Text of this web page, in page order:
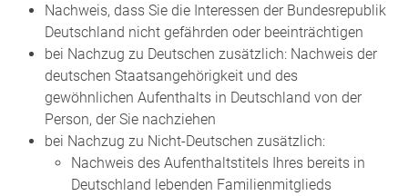
Nachweis, dass Sie die Interessen der Bundesrepublik
Deutschland nicht gefährden oder beeinträchtigen
bei Nachzug zu Deutschen zusätzlich: Nachweis der
deutschen Staatsangehörigkeit und des
gewöhnlichen Aufenthalts in Deutschland von der
Person, der Sie nachziehen
bei Nachzug zu Nicht-Deutschen zusätzlich:
Nachweis des Aufenthaltstitels Ihres bereits in
Deutschland lebenden Familienmitglieds